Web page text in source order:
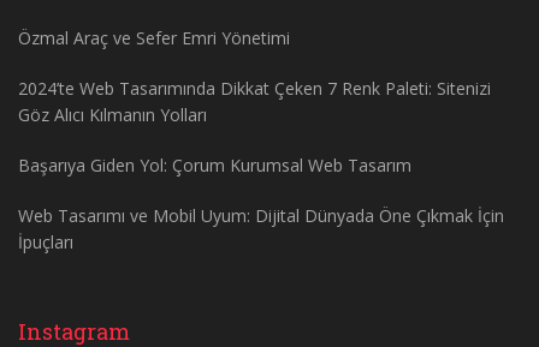
Özmal Araç ve Sefer Emri Yönetimi
2024’te Web Tasarımında Dikkat Çeken 7 Renk Paleti: Sitenizi
Göz Alıcı Kılmanın Yolları
Başarıya Giden Yol: Çorum Kurumsal Web Tasarım
Web Tasarımı ve Mobil Uyum: Dijital Dünyada Öne Çıkmak İçin
İpuçları
Instagram